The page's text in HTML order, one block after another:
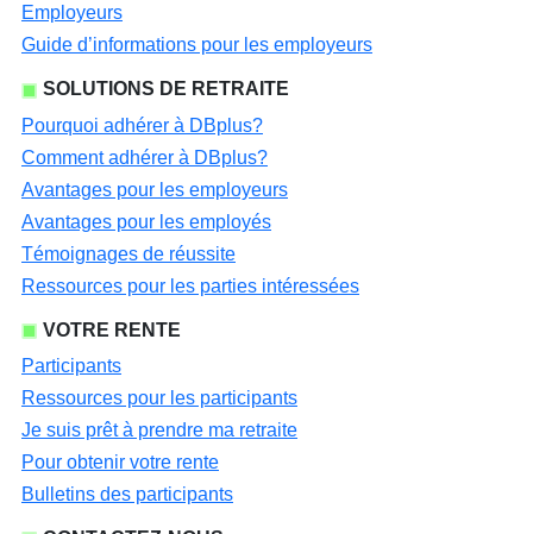
Employeurs
Guide d’informations pour les employeurs
SOLUTIONS DE RETRAITE
Pourquoi adhérer à DBplus?
Comment adhérer à DBplus?
Avantages pour les employeurs
Avantages pour les employés
Témoignages de réussite
Ressources pour les parties intéressées
VOTRE RENTE
Participants
Ressources pour les participants
Je suis prêt à prendre ma retraite
Pour obtenir votre rente
Bulletins des participants